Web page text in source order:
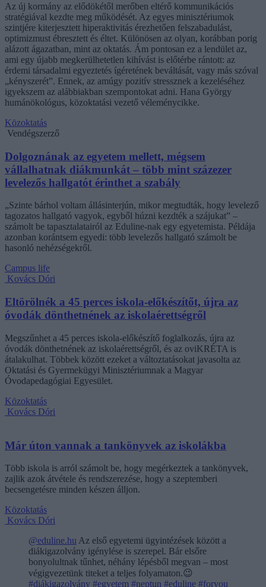
Az új kormány az elődökétől merőben eltérő kommunikációs
stratégiával kezdte meg működését. Az egyes minisztériumok
szintjére kiterjesztett hiperaktivitás érezhetően felszabadulást,
optimizmust ébresztett és éltet. Különösen az olyan, korábban porig
alázott ágazatban, mint az oktatás. Ám pontosan ez a lendület az,
ami egy újabb megkerülhetetlen kihívást is előtérbe rántott: az
érdemi társadalmi egyeztetés ígéretének beváltását, vagy más szóval
„kényszerét”. Ennek, az amúgy pozitív stressznek a kezeléséhez
igyekszem az alábbiakban szempontokat adni. Hana György
humánökológus, közoktatási vezető véleménycikke.
Közoktatás
Vendégszerző
Dolgoznának az egyetem mellett, mégsem
vállalhatnak diákmunkát – több mint százezer
levelezős hallgatót érinthet a szabály
„Szinte bárhol voltam állásinterjún, mikor megtudták, hogy levelező
tagozatos hallgató vagyok, egyből húzni kezdték a szájukat” –
számolt be tapasztalatairól az Eduline-nak egy egyetemista. Példája
azonban korántsem egyedi: több levelezős hallgató számolt be
hasonló nehézségekről.
Campus life
Kovács Dóri
Eltörölnék a 45 perces iskola-előkészítőt, újra az
óvodák dönthetnének az iskolaérettségről
Megszűnhet a 45 perces iskola-előkészítő foglalkozás, újra az
óvodák dönthetnének az iskolaérettségről, és az oviKRÉTA is
átalakulhat. Többek között ezeket a változtatásokat javasolta az
Oktatási és Gyermekügyi Minisztériumnak a Magyar
Óvodapedagógiai Egyesület.
Közoktatás
Kovács Dóri
Már úton vannak a tankönyvek az iskolákba
Több iskola is arról számolt be, hogy megérkeztek a tankönyvek,
zajlik azok átvétele és rendszerezése, hogy a szeptemberi
becsengetésre minden készen álljon.
Közoktatás
Kovács Dóri
@eduline.hu Az első egyetemi ügyintézések között a
diákigazolvány igénylése is szerepel. Bár elsőre
bonyolultnak tűnhet, néhány lépésből megvan – most
végigvezetünk titeket a teljes folyamaton.😉
#diákigazolvány #egyetem #neptun #eduline #foryou